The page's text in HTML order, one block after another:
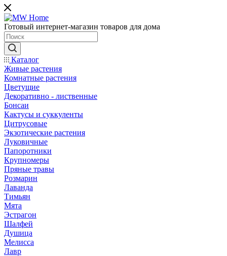
Готовый интернет-магазин товаров для дома
Каталог
Живые растения
Комнатные растения
Цветущие
Декоративно - лиственные
Бонсаи
Кактусы и суккуленты
Цитрусовые
Экзотические растения
Луковичные
Папоротники
Крупномеры
Пряные травы
Розмарин
Лаванда
Тимьян
Мята
Эстрагон
Шалфей
Душица
Мелисса
Лавр